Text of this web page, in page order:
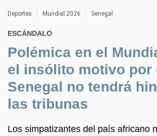
Deportes Mundial 2026 Senegal
ESCÁNDALO
Polémica en el
el insólito motivo por
Senegal no tendrá
las tribunas
Los simpatizantes del país africano